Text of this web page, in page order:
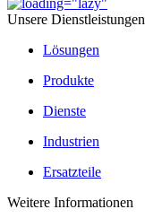
Unsere Dienstleistungen
Lösungen
Produkte
Dienste
Industrien
Ersatzteile
Weitere Informationen